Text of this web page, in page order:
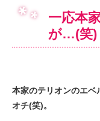
一応本
が…(笑)
本家のテリオンのエベ
オチ(笑)。